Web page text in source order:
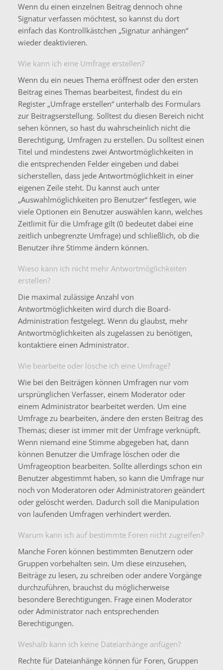
Wenn du einen einzelnen Beitrag dennoch ohne
Signatur verfassen möchtest, so kannst du dort
einfach das Kontrollkästchen „Signatur anhängen“
wieder deaktivieren.
Wie kann ich eine Umfrage erstellen?
Wenn du ein neues Thema eröffnest oder den ersten
Beitrag eines Themas bearbeitest, findest du ein
Register „Umfrage erstellen“ unterhalb des Formulars
zur Beitragserstellung. Solltest du diesen Bereich nicht
sehen können, so hast du wahrscheinlich nicht die
Berechtigung, Umfragen zu erstellen. Du solltest einen
Titel und mindestens zwei Antwortmöglichkeiten in
die entsprechenden Felder eingeben und dabei
sicherstellen, dass jede Antwortmöglichkeit in einer
eigenen Zeile steht. Du kannst auch unter
„Auswahlmöglichkeiten pro Benutzer“ festlegen, wie
viele Optionen ein Benutzer auswählen kann, welches
Zeitlimit für die Umfrage gilt (0 bedeutet dabei eine
zeitlich unbegrenzte Umfrage) und schließlich, ob die
Benutzer ihre Stimme ändern können.
Wieso kann ich nicht mehr Antwortmöglichkeiten
erstellen?
Die maximal zulässige Anzahl von
Antwortmöglichkeiten wird durch die Board-
Administration festgelegt. Wenn du glaubst, mehr
Antwortmöglichkeiten als zugelassen zu benötigen,
kontaktiere einen Administrator.
Wie bearbeite oder lösche ich eine Umfrage?
Wie bei den Beiträgen können Umfragen nur vom
ursprünglichen Verfasser, einem Moderator oder
einem Administrator bearbeitet werden. Um eine
Umfrage zu bearbeiten, ändere den ersten Beitrag des
Themas; dieser ist immer mit der Umfrage verknüpft.
Wenn niemand eine Stimme abgegeben hat, dann
können Benutzer die Umfrage löschen oder die
Umfrageoption bearbeiten. Sollte allerdings schon ein
Benutzer abgestimmt haben, so kann die Umfrage nur
noch von Moderatoren oder Administratoren geändert
oder gelöscht werden. Dadurch soll die Manipulation
von laufenden Umfragen verhindert werden.
Warum kann ich auf bestimmte Foren nicht zugreifen?
Manche Foren können bestimmten Benutzern oder
Gruppen vorbehalten sein. Um diese einzusehen,
Beiträge zu lesen, zu schreiben oder andere Vorgänge
durchzuführen, brauchst du möglicherweise
besondere Berechtigungen. Frage einen Moderator
oder Administrator nach entsprechenden
Berechtigungen.
Weshalb kann ich keine Dateianhänge anfügen?
Rechte für Dateianhänge können für Foren, Gruppen